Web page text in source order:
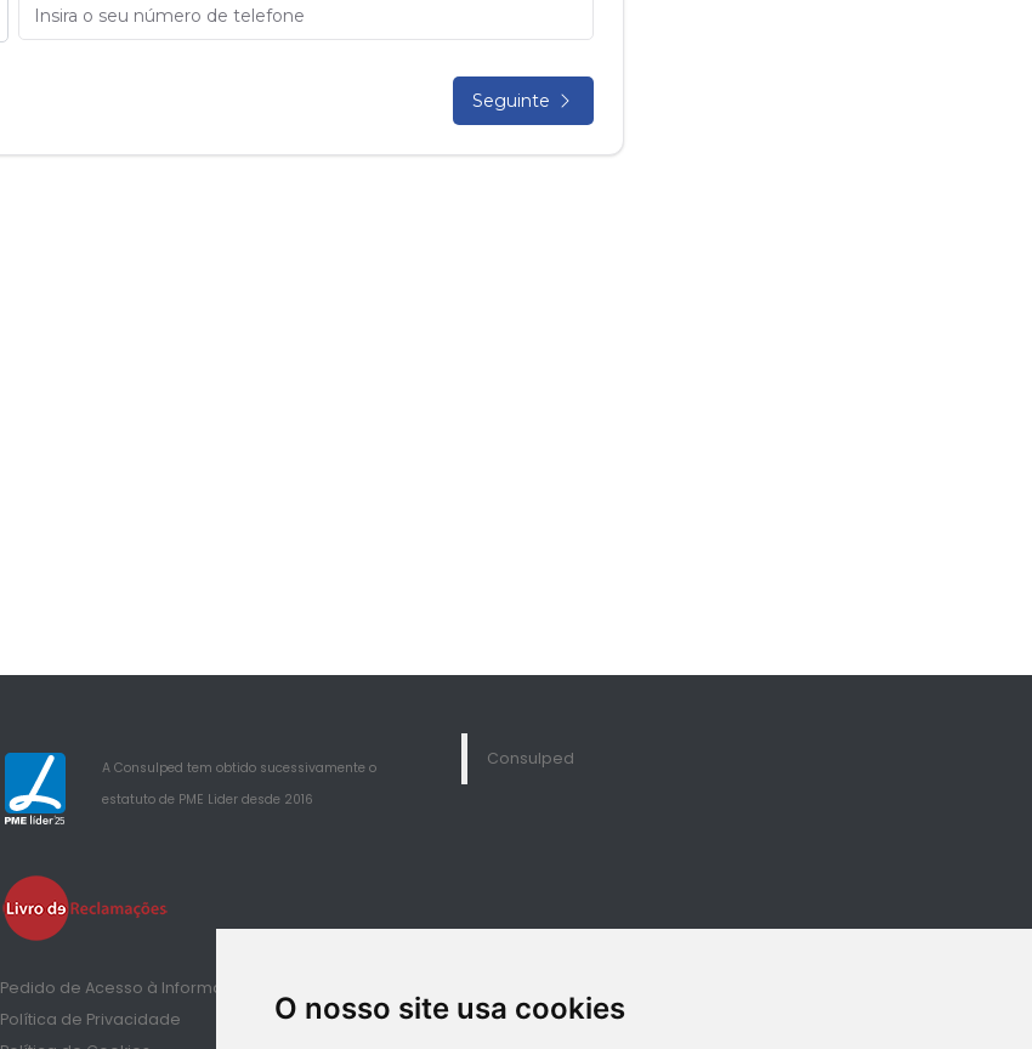
O nosso site usa cookies
25
A Consulped tem obtido sucessivamente o
estatuto de PME Lider desde 2016
Pedido de Acesso à Informação de Saúde
Política de Privacidade
Consulped